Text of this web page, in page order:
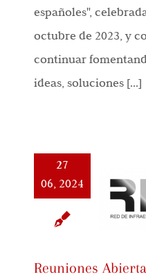
españoles",
octubre de 2023, y
continuar
ideas, soluciones [...]
27
06, 2024
Reuniones